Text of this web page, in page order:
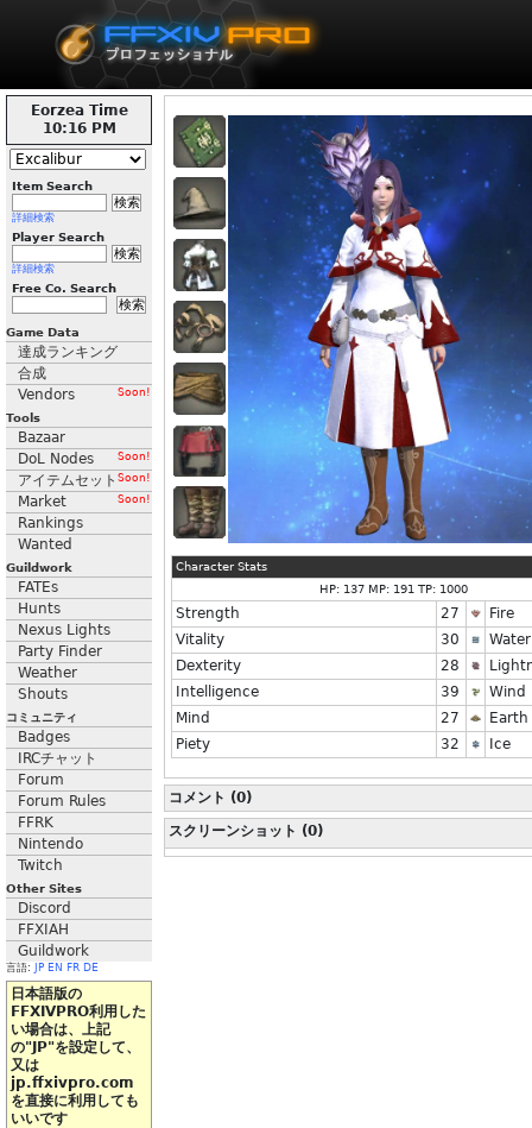
Eorzea Time
10:16 PM
Item Search
詳細検索
Player Search
詳細検索
Free Co. Search
Game Data
達成ランキング
合成
Vendors
Soon!
Tools
Bazaar
DoL Nodes
Soon!
アイテムセット Soon!
Market Soon!
Rankings
Wanted
Guildwork
FATEs
Hunts
Nexus Lights
Party Finder
Weather
Shouts
コミュニティ
Badges
IRCチャット
Forum
Forum Rules
FFRK
Nintendo
Twitch
Other Sites
Discord
FFXIAH
Guildwork
言語: JP EN FR DE
日本語版の
FFXIVPRO利用した
い場合は、上記
の"JP"を設定して、
又は
jp.ffxivpro.com
を直接に利用しても
いいです
Character Stats
HP: 137 MP: 191 TP: 1000
Strength 27
Fire
Vitality
30
Water
Dexterity
28
Intelligence
39
Wind
Mind
27
Earth
Piety
32 Ice
コメント (0)
スクリーンショット (0)